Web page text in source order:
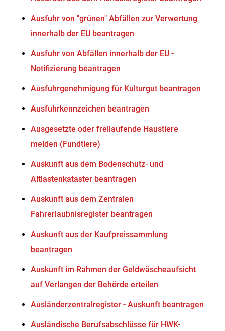
Ausfuhr von "grünen" Abfällen zur Verwertung
innerhalb der EU beantragen
Ausfuhr von Abfällen innerhalb der EU -
Notifizierung beantragen
Ausfuhrgenehmigung für Kulturgut beantragen
Ausfuhrkennzeichen beantragen
Ausgesetzte oder freilaufende Haustiere
melden (Fundtiere)
Auskunft aus dem Bodenschutz- und
Altlastenkataster beantragen
Auskunft aus dem Zentralen
Fahrerlaubnisregister beantragen
Auskunft aus der Kaufpreissammlung
beantragen
Auskunft im Rahmen der Geldwäscheaufsicht
auf Verlangen der Behörde erteilen
Ausländerzentralregister - Auskunft beantragen
Ausländische Berufsabschlüsse für HWK-